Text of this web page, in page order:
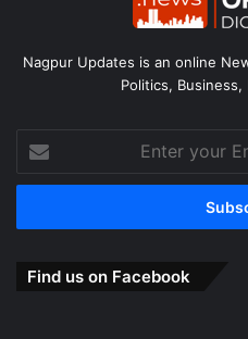
Nagpur Updates is an online
Politics,
your
Email
Find us on Facebook